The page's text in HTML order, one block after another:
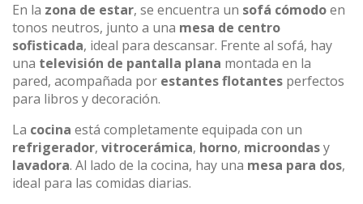
En la zona de estar, se encuentra un sofá cómodoen
tonos neutros, junto a una mesa de centro
sofisticada, ideal para descansar. Frente al sofá, hay
una televisión de pantalla plana montada en la
pared, acompañada por estantes flotantes perfectos
para libros y decoración.
La cocina está completamente equipada con un
refrigerador, vitrocerámica, horno, microondasy
lavadora. Al lado de la cocina, hay una mesa para dos,
ideal para las comidas diarias.